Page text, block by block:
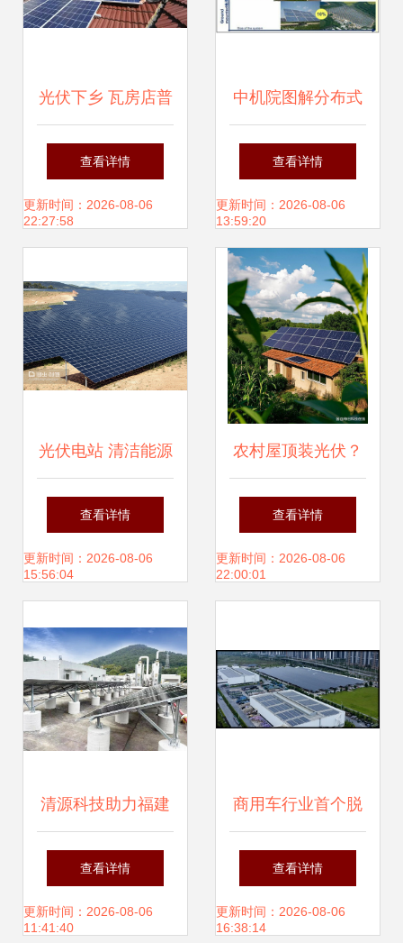
光伏下乡 瓦房店普
兰店农村屋顶的能
源新生与致富新路
查看详情
更新时间：2026-08-06
22:27:58
中机院图解分布式
光伏产业发展情况
查看详情
更新时间：2026-08-06
13:59:20
光伏电站 清洁能源
的未来引擎与当前
挑战
查看详情
更新时间：2026-08-06
15:56:04
农村屋顶装光伏？
这事儿得掰开揉碎
了说！
查看详情
更新时间：2026-08-06
22:00:01
清源科技助力福建
中烟首个分布式屋
顶光伏项目成功并
查看详情
更新时间：2026-08-06
11:41:40
商用车行业首个脱
碳时间表,定了!
查看详情
更新时间：2026-08-06
16:38:14